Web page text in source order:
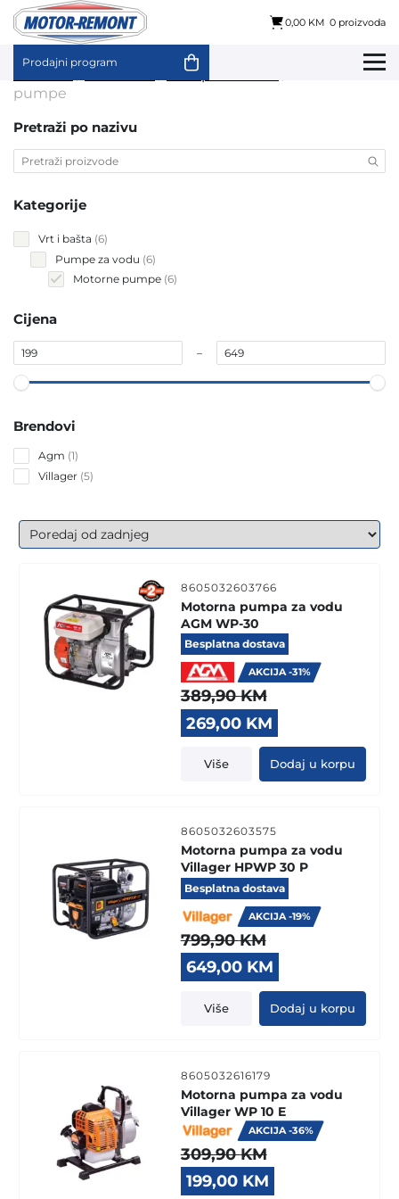
content
0,00 KM 0 proizvoda
Prodajni program
Početna Vrt i bašta Pumpe za vodu
pumpe
Pretraži po nazivu
Kategorije
Vrt i bašta 66
Pumpe za vodu 66
products
Motorne pumpe 66
Cijena
–
Brendovi
Agm 11
product
Villager 55
8605032603766
Motorna pumpa za vodu
AGM WP-30
Besplatna dostava
AKCIJA -31%
389,90KM
Original
price
was:
389,90 KM.
269,00 KM
price
is:
269,00 KM.
Više Dodaj u korpu
8605032603575
Motorna pumpa za vodu
Villager HPWP 30 P
Besplatna dostava
AKCIJA -19%
799,90KM
Original
price
was:
799,90 KM.
649,00 KM
price
is:
649,00 KM.
Više Dodaj u korpu
8605032616179
Motorna pumpa za vodu
Villager WP 10 E
AKCIJA -36%
309,90KM
Original
199,00 KM